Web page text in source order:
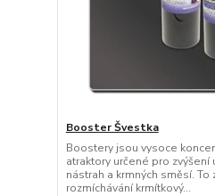
Booster Švestka
Boostery jsou vysoce
atraktory určené pro zvýšení
nástrah a krmných směsí. To
rozmíchávání krmítkový...